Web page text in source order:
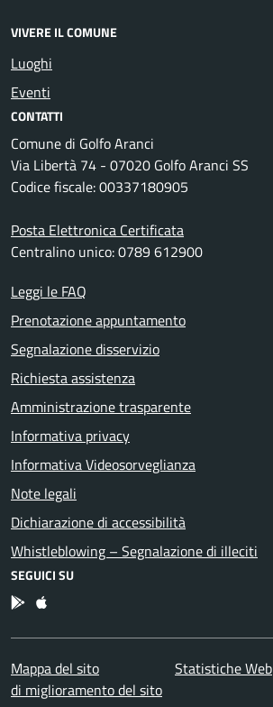
VIVERE IL COMUNE
Luoghi
Eventi
CONTATTI
Comune di Golfo Aranci
Via Libertà 74 - 07020 Golfo Aranci SS
Codice fiscale: 00337180905
Posta Elettronica Certificata
Centralino unico: 0789 612900
Leggi le FAQ
Prenotazione appuntamento
Segnalazione disservizio
Richiesta assistenza
Amministrazione trasparente
Informativa privacy
Informativa Videosorveglianza
Note legali
Dichiarazione di accessibilità
Whistleblowing – Segnalazione di illeciti
SEGUICI SU
App Android
App IOS
Mappa del sito Statistiche Web
di miglioramento del sito